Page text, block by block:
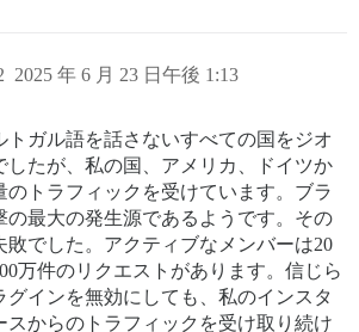
2025 年 6 月 23 日午後 1:13
トガル語を話さないすべての国をジオ
したが、私の国、アメリカ、ドイツか
のトラフィックを受けています。ブラ
の最大の発生源であるようです。その
敗でした。アクティブなメンバーは20
万件のリクエストがあります。信じら
グインを無効にしても、私のインスタ
スからのトラフィックを受け取り続け